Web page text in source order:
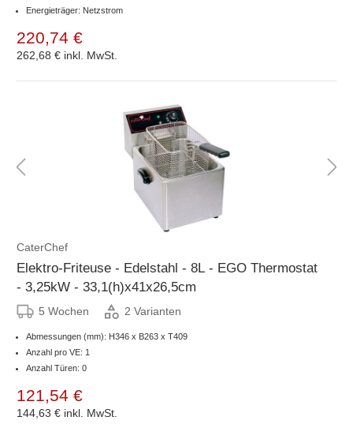
Energieträger: Netzstrom
220,74 €
262,68 € inkl. MwSt.
CaterChef
Elektro-Friteuse - Edelstahl - 8L - EGO Thermostat
- 3,25kW - 33,1(h)x41x26,5cm
5 Wochen 2 Varianten
Abmessungen (mm): H346 x B263 x T409
Anzahl pro VE: 1
Anzahl Türen: 0
121,54 €
144,63 € inkl. MwSt.